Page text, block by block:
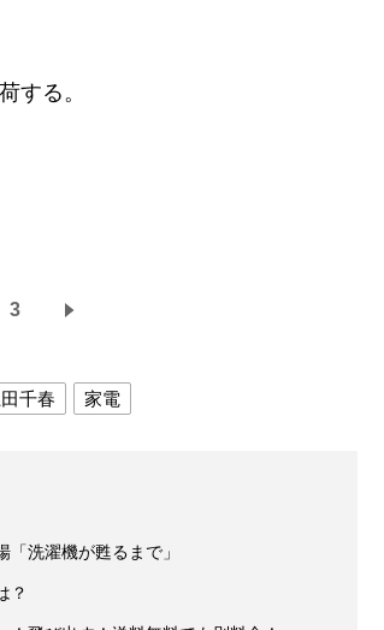
する。
3
田千春 家電
洗濯機が甦るまで」
？